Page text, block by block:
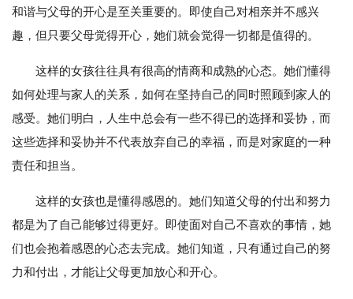
和谐与父母的开心是至关重要的。即使自己对相亲并不感兴
趣，但只要父母觉得开心，她们就会觉得一切都是值得的。
这样的女孩往往具有很高的情商和成熟的心态。她们懂得
如何处理与家人的关系，如何在坚持自己的同时照顾到家人的
感受。她们明白，人生中总会有一些不得已的选择和妥协，而
这些选择和妥协并不代表放弃自己的幸福，而是对家庭的一种
责任和担当。
这样的女孩也是懂得感恩的。她们知道父母的付出和努力
都是为了自己能够过得更好。即使面对自己不喜欢的事情，她
们也会抱着感恩的心态去完成。她们知道，只有通过自己的努
力和付出，才能让父母更加放心和开心。